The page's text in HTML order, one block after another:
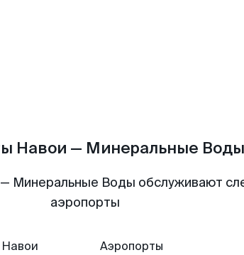
Навои — Минеральные Воды
Минеральные Воды обслуживают
аэропорты
Навои
Аэропорты